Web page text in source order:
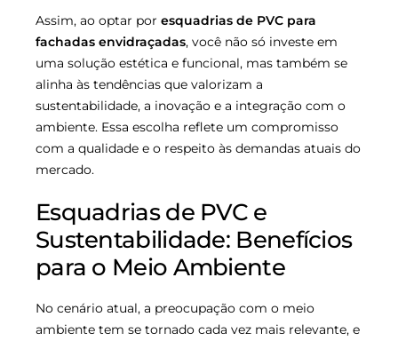
Assim, ao optar por esquadrias de PVC para
fachadas envidraçadas, você não só investe em
uma solução estética e funcional, mas também se
alinha às tendências que valorizam a
sustentabilidade, a inovação e a integração com o
ambiente. Essa escolha reflete um compromisso
com a qualidade e o respeito às demandas atuais do
mercado.
Esquadrias de PVC e
Sustentabilidade: Benefícios
para o Meio Ambiente
No cenário atual, a preocupação com o meio
ambiente tem se tornado cada vez mais relevante, e